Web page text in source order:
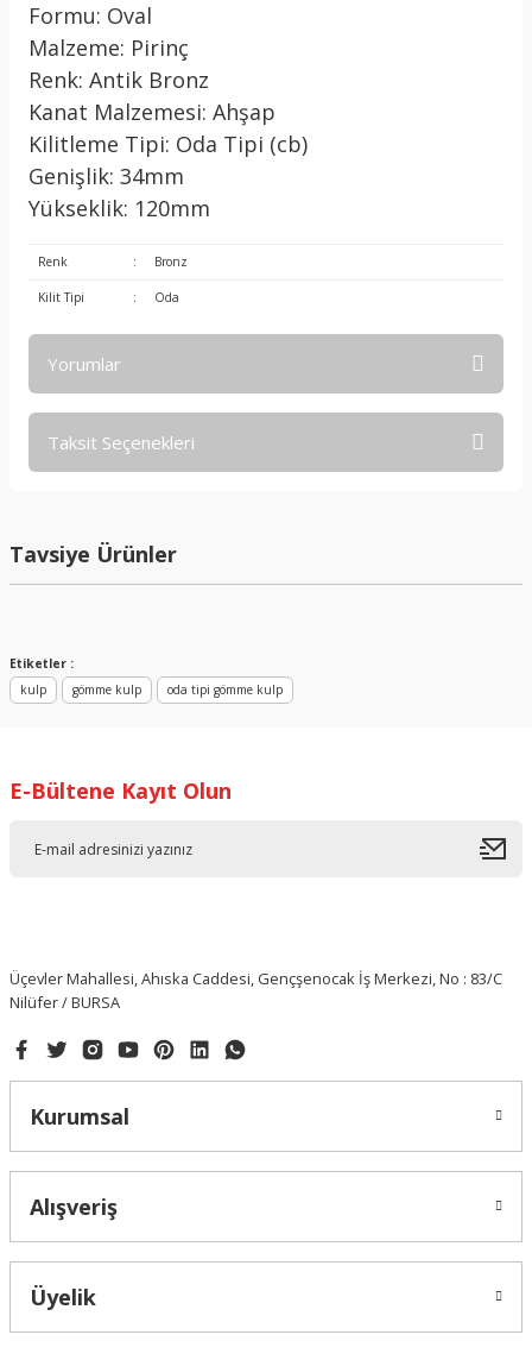
Formu: Oval
Malzeme: Pirinç
Renk: Antik Bronz
Kanat Malzemesi: Ahşap
Kilitleme Tipi: Oda Tipi (cb)
Genişlik: 34mm
Yükseklik: 120mm
Renk : Bronz
Kilit Tipi : Oda
Yorumlar
Taksit Seçenekleri
Tavsiye Ürünler
HAFELE
Hafele Oda Tipi Kayar Kapı Kilidi 50/16mm, Antik Bronz Renk
Etiketler :
kulp
gömme kulp oda tipi gömme kulp
E-Bültene Kayıt Olun
Üçevler Mahallesi, Ahıska Caddesi, Gençşenocak İş Merkezi, No : 83/C
Nilüfer / BURSA
Kurumsal
Alışveriş
Üyelik